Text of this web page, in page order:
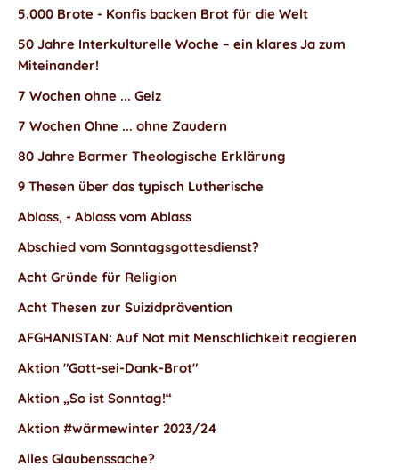
5.000 Brote - Konfis backen Brot für die Welt
50 Jahre Interkulturelle Woche – ein klares Ja zum
Miteinander!
7 Wochen ohne ... Geiz
7 Wochen Ohne ... ohne Zaudern
80 Jahre Barmer Theologische Erklärung
9 Thesen über das typisch Lutherische
Ablass, - Ablass vom Ablass
Abschied vom Sonntagsgottesdienst?
Acht Gründe für Religion
Acht Thesen zur Suizidprävention
AFGHANISTAN: Auf Not mit Menschlichkeit reagieren
Aktion "Gott-sei-Dank-Brot"
Aktion „So ist Sonntag!“
Aktion #wärmewinter 2023/24
Alles Glaubenssache?